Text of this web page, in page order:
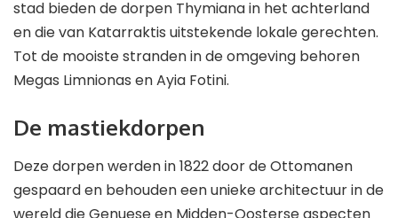
stad bieden de dorpen Thymiana in het achterland
en die van Katarraktis uitstekende lokale gerechten.
Tot de mooiste stranden in de omgeving behoren
Megas Limnionas en Ayia Fotini.
De mastiekdorpen
Deze dorpen werden in 1822 door de Ottomanen
gespaard en behouden een unieke architectuur in de